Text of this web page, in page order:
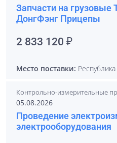
Запчасти на
ДонгФэнг Прицепы
2 833 120 ₽
Место поставки:
Контрольно-измерительные
05.08.2026
Проведение
электрооборудования